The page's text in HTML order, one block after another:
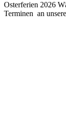
Osterferien 2026
Terminen an